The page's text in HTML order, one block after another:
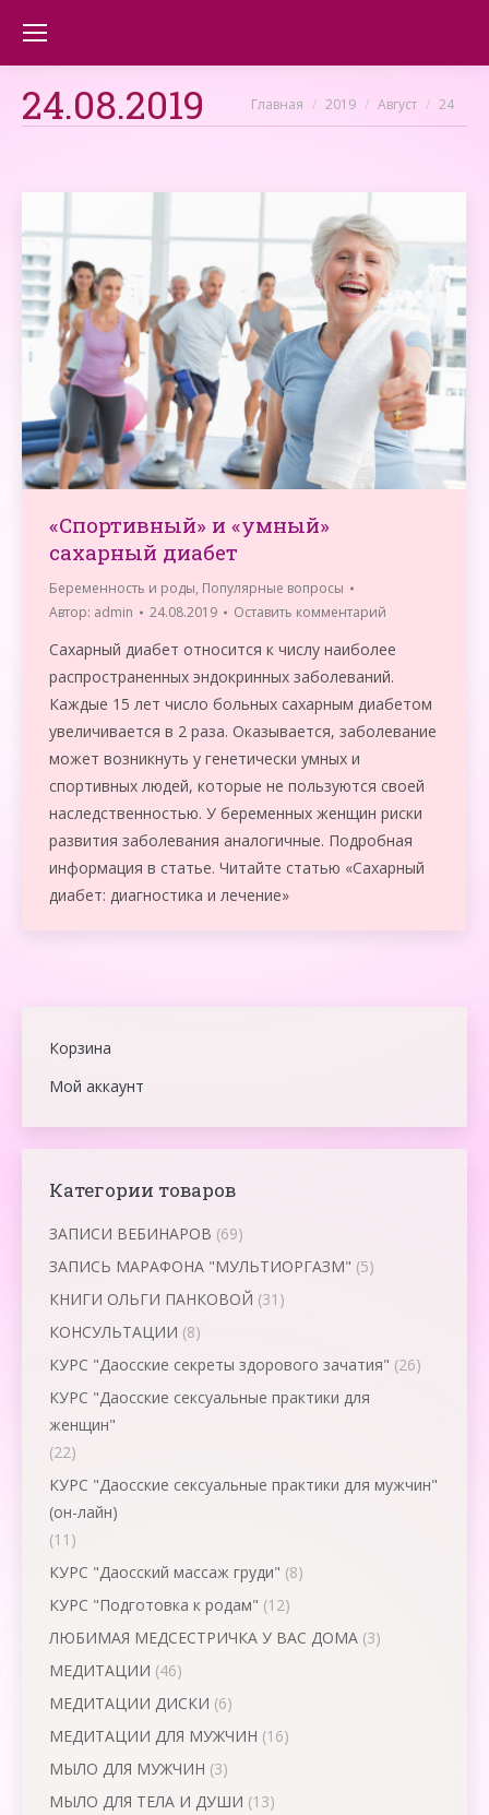
24.08.2019 Вы здесь:
Главная 2019 Август 24
«Спортивный» и «умный»
сахарный диабет
Беременность и роды, Популярные вопросы
Автор: admin 24.08.2019 Оставить комментарий
Сахарный диабет относится к числу наиболее
распространенных эндокринных заболеваний.
Каждые 15 лет число больных сахарным диабетом
увеличивается в 2 раза. Оказывается, заболевание
может возникнуть у генетически умных и
спортивных людей, которые не пользуются своей
наследственностью. У беременных женщин риски
развития заболевания аналогичные. Подробная
информация в статье. Читайте статью «Сахарный
диабет: диагностика и лечение»
Корзина
Мой аккаунт
Категории товаров
ЗАПИСИ ВЕБИНАРОВ (69)
ЗАПИСЬ МАРАФОНА "МУЛЬТИОРГАЗМ" (5)
КНИГИ ОЛЬГИ ПАНКОВОЙ (31)
КОНСУЛЬТАЦИИ (8)
КУРС "Даосские секреты здорового зачатия" (26)
КУРС "Даосские сексуальные практики для
женщин"
(22)
КУРС "Даосские сексуальные практики для мужчин"
(он-лайн)
(11)
КУРС "Даосский массаж груди" (8)
КУРС "Подготовка к родам" (12)
ЛЮБИМАЯ МЕДСЕСТРИЧКА У ВАС ДОМА (3)
МЕДИТАЦИИ (46)
МЕДИТАЦИИ ДИСКИ (6)
МЕДИТАЦИИ ДЛЯ МУЖЧИН (16)
МЫЛО ДЛЯ МУЖЧИН (3)
МЫЛО ДЛЯ ТЕЛА И ДУШИ (13)